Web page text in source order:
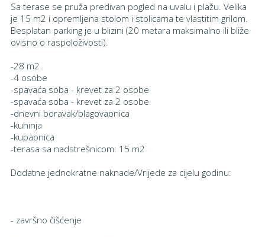
Sa terase se pruža predivan pogled na uvalu i plažu. Velika
je 15 m2 i opremljena stolom i stolicama te vlastitim grilom.
Besplatan parking je u blizini (20 metara maksimalno ili bliže
ovisno o raspoloživosti).
-28 m2
-4 osobe
-spavaća soba - krevet za 2 osobe
-spavaća soba - krevet za 2 osobe
-dnevni boravak/blagovaonica
-kuhinja
-kupaonica
-terasa sa nadstrešnicom: 15 m2
Dodatne jednokratne naknade/Vrijede za cijelu godinu:
- završno čišćenje